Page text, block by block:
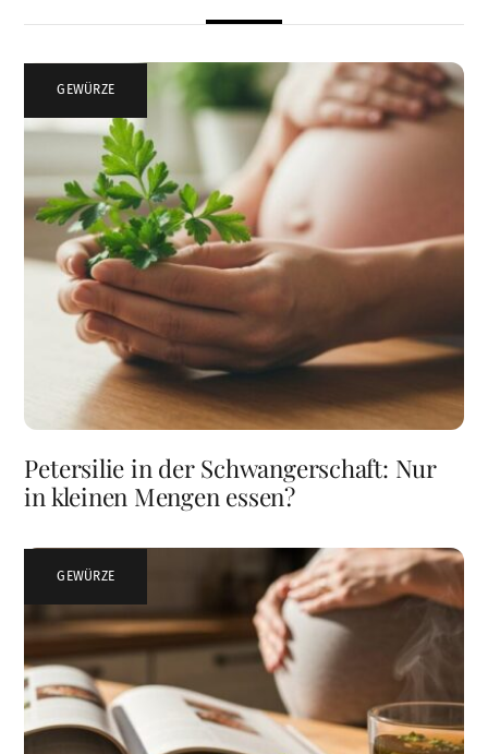
GEWÜRZE
Petersilie in der Schwangerschaft: Nur
in kleinen Mengen essen?
GEWÜRZE